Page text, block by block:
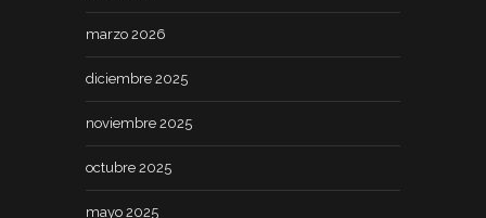
marzo 2026
diciembre 2025
noviembre 2025
octubre 2025
mayo 2025